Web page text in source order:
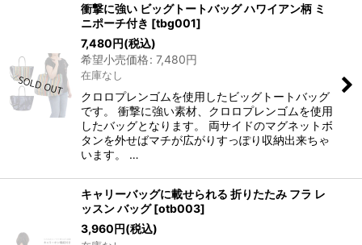
衝撃に強い ビッグトートバッグ ハワイアン柄 ミ
ニポーチ付き [tbg001]
7,480円(税込)
希望小売価格: 7,480円
在庫なし
クロロプレンゴムを使用したビッグトートバッグ
です。 衝撃に強い素材、クロロプレンゴムを使用
したバッグとなります。 両サイドのマグネットボ
タンを外せばマチが広がりすっぽり収納出来ちゃ
います。 …
キャリーバッグに載せられる 折りたたみ フラ レ
ッスン バッグ [otb003]
3,960円(税込)